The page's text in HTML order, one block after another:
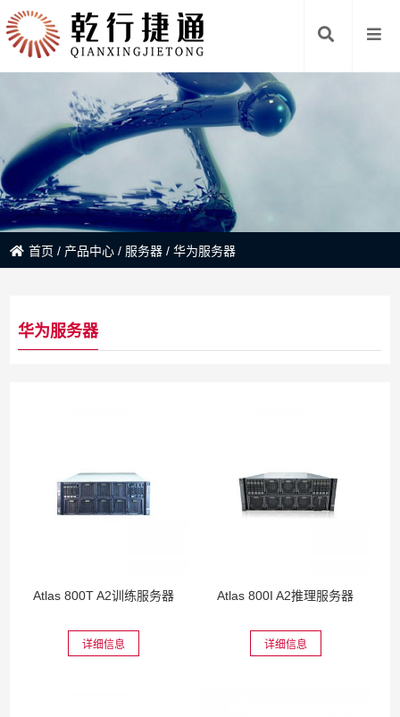
首页 / 产品中心 / 服务器 /华为服务器
华为服务器
Atlas 800T A2训练服务器
详细信息
Atlas 800I A2推理服务器
详细信息